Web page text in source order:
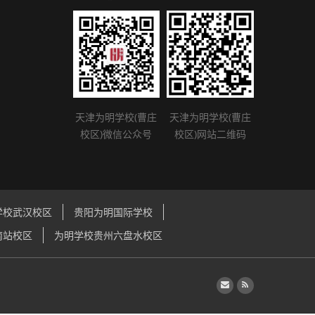
天津为明学校(曹庄
校区)微信公众号
天津为明学校(曹庄
校区)网站二维码
武汉校区
贵阳为明国际学校
校区
为明学校贵州六盘水校区